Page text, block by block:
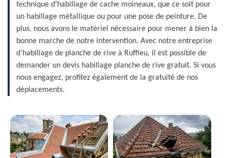
technique d’habillage de cache moineaux, que ce soit pour
un habillage métallique ou pour une pose de peinture. De
plus, nous avons le matériel nécessaire pour mener à bien la
bonne marche de notre intervention. Avec notre entreprise
d’habillage de planche de rive à Ruffieu, il est possible de
demander un devis habillage planche de rive gratuit. Si vous
nous engagez, profitez également de la gratuité de nos
déplacements.